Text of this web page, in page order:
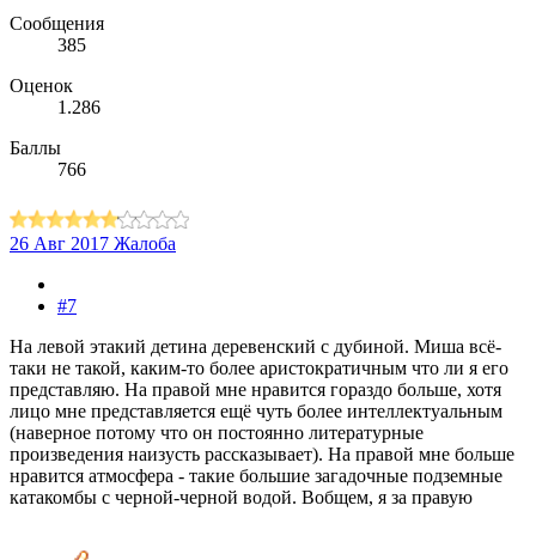
Сообщения
385
Оценок
1.286
Баллы
766
26 Авг 2017 Жалоба
#7
На левой этакий детина деревенский с дубиной. Миша всё-
таки не такой, каким-то более аристократичным что ли я его
представляю. На правой мне нравится гораздо больше, хотя
лицо мне представляется ещё чуть более интеллектуальным
(наверное потому что он постоянно литературные
произведения наизусть рассказывает). На правой мне больше
нравится атмосфера - такие большие загадочные подземные
катакомбы с черной-черной водой. Вобщем, я за правую